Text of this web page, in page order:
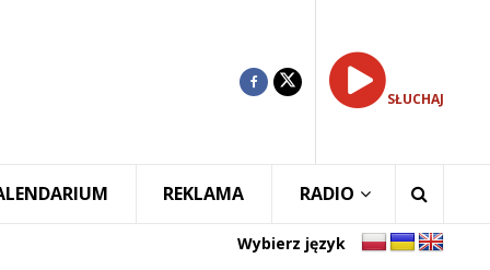
SŁUCHAJ
REKLAMA RADIO
Wybierz język